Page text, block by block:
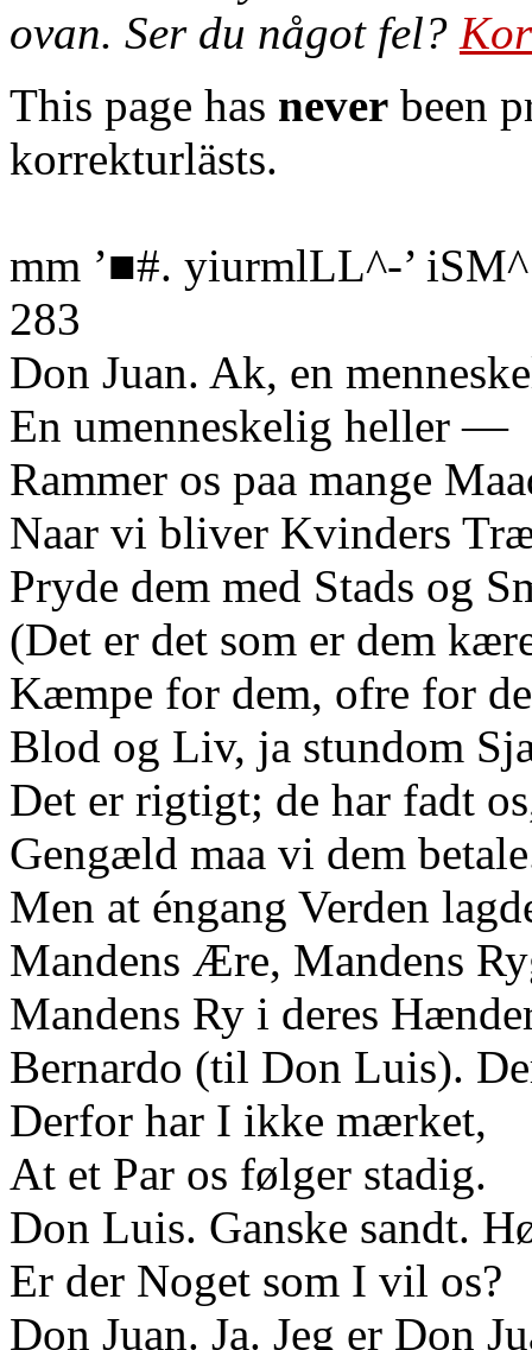
ovan. Ser du något fel?
This page has never been
korrekturlästs.
mm ’■#. yiurmlLL^-’
283
Don Juan. Ak, en
En umenneskelig heller —
Rammer os paa mange
Naar vi bliver Kvinders
Pryde dem med Stads og
(Det er det som er dem
Kæmpe for dem, ofre for
Blod og Liv, ja stundom
Det er rigtigt; de har fadt
Gengæld maa vi dem
Men at éngang Verden
Mandens Ære, Mandens
Mandens Ry i deres
Bernardo (til Don Luis).
Derfor har I ikke mærket,
At et Par os følger stadig.
Don Luis. Ganske sandt.
Er der Noget som I vil os?
Don Juan. Ja. Jeg er Don